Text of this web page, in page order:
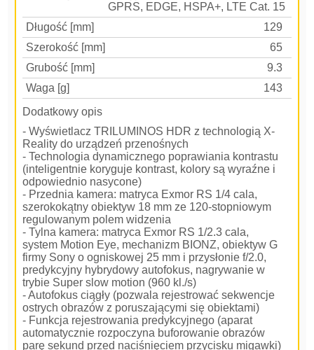
GPRS, EDGE, HSPA+, LTE Cat. 15
Długość [mm]
129
Szerokość [mm]
65
Grubość [mm]
9.3
Waga [g]
143
Dodatkowy opis
- Wyświetlacz TRILUMINOS HDR z technologią X-
Reality do urządzeń przenośnych
- Technologia dynamicznego poprawiania kontrastu
(inteligentnie koryguje kontrast, kolory są wyraźne i
odpowiednio nasycone)
- Przednia kamera: matryca Exmor RS 1/4 cala,
szerokokątny obiektyw 18 mm ze 120-stopniowym
regulowanym polem widzenia
- Tylna kamera: matryca Exmor RS 1/2.3 cala,
system Motion Eye, mechanizm BIONZ, obiektyw G
firmy Sony o ogniskowej 25 mm i przysłonie f/2.0,
predykcyjny hybrydowy autofokus, nagrywanie w
trybie Super slow motion (960 kl./s)
- Autofokus ciągły (pozwala rejestrować sekwencje
ostrych obrazów z poruszającymi się obiektami)
- Funkcja rejestrowania predykcyjnego (aparat
automatycznie rozpoczyna buforowanie obrazów
parę sekund przed naciśnięciem przycisku migawki)